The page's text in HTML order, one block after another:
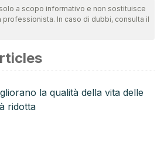
l'affidabilità, l'attualità e la
questo articolo è stata considerata
C. A. W. (2012, March). The effects of
stress.Alternative Medicine Review.
j.jinsphys.2011.01.005
Modified Slow Breathing Exercise
a scopo informativo e non sostituisce
professionista. In caso di dubbi, consulta il